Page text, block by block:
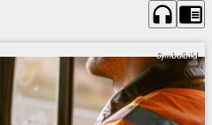
headphones chrome_reader_mode
Symbolbild